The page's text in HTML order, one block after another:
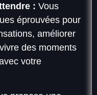
: Vous
éprouvées pour
améliorer
des moments
votre